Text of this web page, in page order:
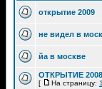
открытие 2009
не видел в
йа в москве
ОТКРЫТИЕ
[ На страницу: 1